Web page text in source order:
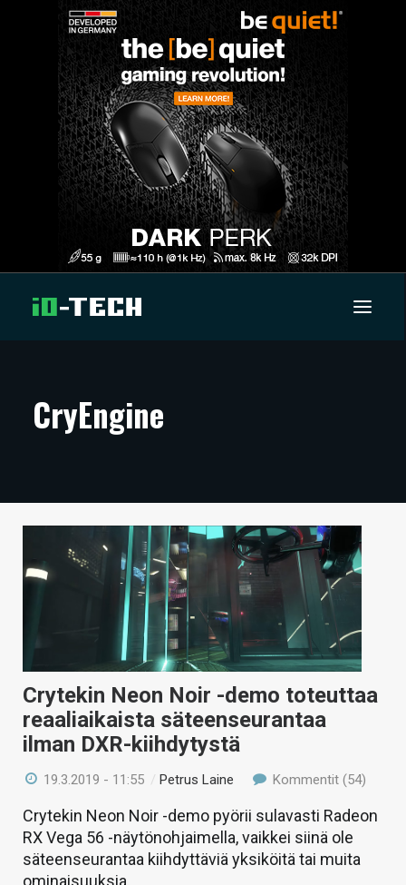
ARTIKKELIT
TECHBBS
HINTA.FI
HAKU
CryEngine
Crytekin Neon Noir -demo toteuttaa
reaaliaikaista säteenseurantaa
ilman DXR-kiihdytystä
19.3.2019 - 11:55 /Petrus Laine Kommentit (54)
Crytekin Neon Noir -demo pyörii sulavasti Radeon
RX Vega 56 -näytönohjaimella, vaikkei siinä ole
säteenseurantaa kiihdyttäviä yksiköitä tai muita
ominaisuuksia.